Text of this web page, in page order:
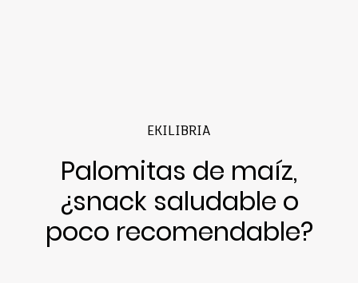
EKILIBRIA
Palomitas de maíz,
¿snack saludable o
poco recomendable?